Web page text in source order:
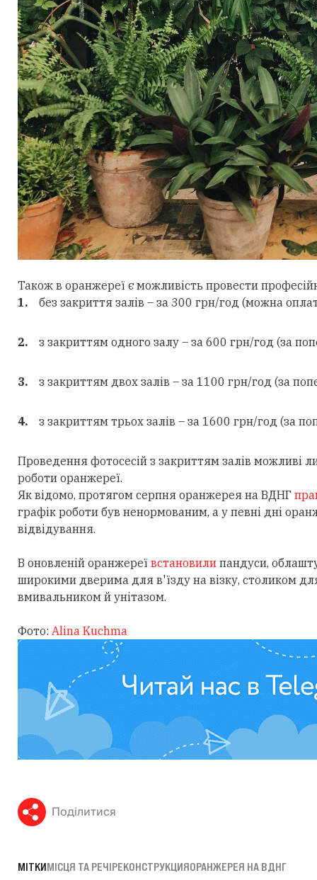
Також в оранжереї є можливість провести
без закриття залів – за 300 грн/год (можна
з закриттям одного залу – за 600 грн/год (за
з закриттям двох залів – за 1100 грн/год (за
з закриттям трьох залів – за 1600 грн/год (за
Проведення фотосесій з закриттям залів можливі
роботи оранжереї.
Як відомо, протягом серпня оранжерея на ВДНГ
графік роботи був ненормованим, а у певні дні
відвідування.
В оновленій оранжереї встановили пандуси,
широкими дверима для в'їзду на візку, столиком
вмивальником й унітазом.
Фото: Alina Kuchma
Поділитися
МІТКИМІСЦЯ ТА РЕЧІРЕКОНСТРУКЦИЯОРАНЖЕРЕЯ НА ВДНГ